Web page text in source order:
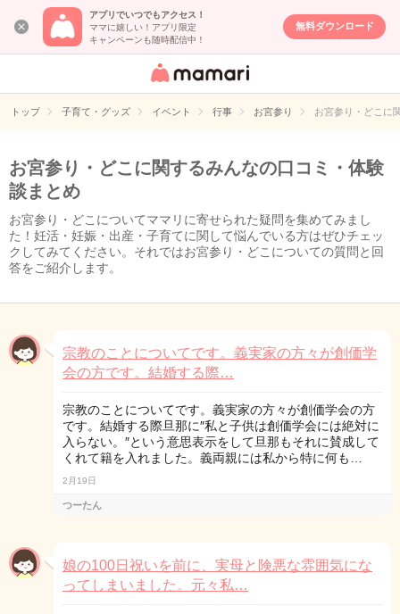
アプリでいつでもアクセス！
ママに嬉しい！アプリ限定
キャンペーンも随時配信中！
無料ダウンロード
女性専用匿名QA
イト
トップ 子育て・グッズ イベント 行事 お宮参り お宮参り・どこに
お宮参り・どこに関するみんなの口コミ・体験
談まとめ
お宮参り・どこについてママリに寄せられた疑問を集めてみまし
た！妊活・妊娠・出産・子育てに関して悩んでいる方はぜひチェッ
クしてみてください。それではお宮参り・どこについての質問と回
答をご紹介します。
宗教のことについてです。義実家の方々が創価学
会の方です。結婚する際…
宗教のことについてです。義実家の方々が創価学会の方
です。結婚する際旦那に″私と子供は創価学会には絶対に
入らない。″という意思表示をして旦那もそれに賛成して
くれて籍を入れました。義両親には私から特に何も…
2月19日
つーたん
娘の100日祝いを前に、実母と険悪な雰囲気にな
ってしまいました。元々私…